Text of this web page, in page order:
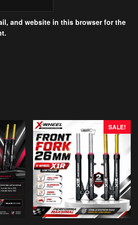
and website in this browser for the
SALE!